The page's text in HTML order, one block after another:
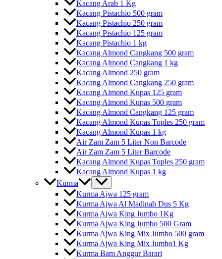
Kacang Arab 1 Kg
Kacang Pistachio 500 gram
Kacang Pistachio 250 gram
Kacang Pistachio 125 gram
Kacang Pistachio 1 kg
Kacang Almond Cangkang 500 gram
Kacang Almond Cangkang 1 kg
Kacang Almond 250 gram
Kacang Almond Cangkang 250 gram
Kacang Almond Kupas 125 gram
Kacang Almond Kupas 500 gram
Kacang Almond Cangkang 125 gram
Kacang Almond Kupas Toples 250 gram
Kacang Almond Kupas 1 kg
Air Zam Zam 5 Liter Non Barcode
Air Zam Zam 5 Liter Barcode
Kacang Almond Kupas Toples 250 gram
Kacang Almond Kupas 1 kg
Kurma
Kurma Ajwa 125 gram
Kurma Ajwa Al Madinah Dus 5 Kg
Kurma Ajwa King Jumbo 1Kg
Kurma Ajwa King Jumbo 500 Gram
Kurma Ajwa King Mix Jumbo 500 gram
Kurma Ajwa King Mix Jumbo1 Kg
Kurma Bam Anggur Barari